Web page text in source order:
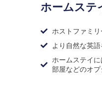
ホームステ
ホストファミ
より自然な英
ホームステイ
部屋などのオプ